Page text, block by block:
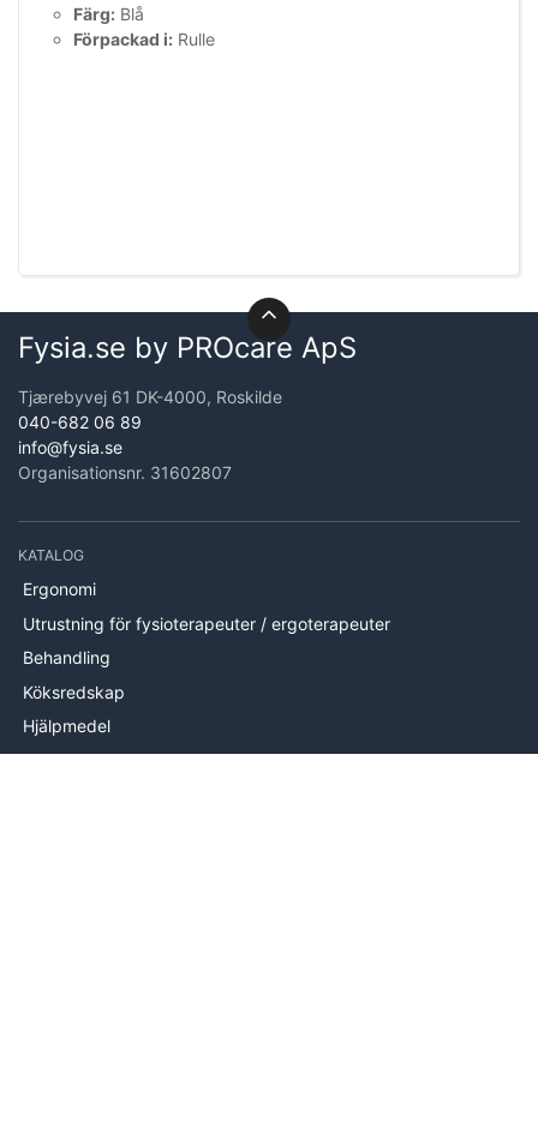
Färg: Blå
Förpackad i: Rulle
Fysia.se by PROcare ApS
Tjærebyvej 61 DK-4000, Roskilde
040-682 06 89
info@fysia.se
Organisationsnr. 31602807
KATALOG
Ergonomi
Utrustning för fysioterapeuter / ergoterapeuter
Behandling
Köksredskap
Hjälpmedel
Handträning